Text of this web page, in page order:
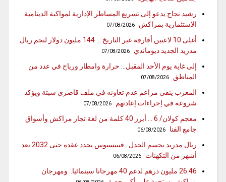
رشيد نجاح يدعو إلى تسريع المساطر الإدارية لمواكبة الدينامية
الاستثمارية بمراكش
07/08/2026
أغلى 10 لاعبين أفارقة عبر التاريخ … 144 مليون دولار لنجم ريال
مدريد الجديد ديوماندي
07/08/2026
إلى غاية يوم الأحد المقبل… حرارة وامطار ورياح في عدد من
المناطق
07/08/2026
المغرب ينفي مزاعم عدم تعاونه في ملف قاصري سبتة ويؤكد
شروعه في إجراءات إعادتهم
07/08/2026
معجم كولان/ 6 … أبرز 40 كلمة من لغة تجار مراكش وأسواق
جامع الفنا
06/08/2026
ريال مدريد يحسم الجدل.. فينيسيوس يجدد عقده حتى 2032 بعد
أشهر من التكهنات
06/08/2026
26.46 مليون درهم لدعم 40 مهرجانا سينمائيا.. ومهرجان